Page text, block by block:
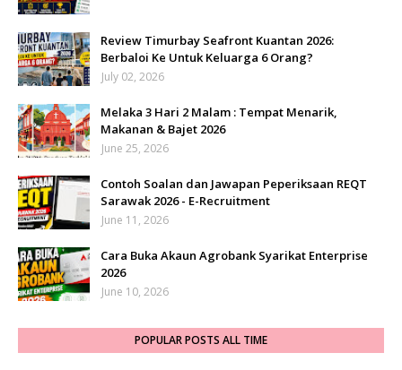
Review Timurbay Seafront Kuantan 2026:
Berbaloi Ke Untuk Keluarga 6 Orang?
July 02, 2026
Melaka 3 Hari 2 Malam : Tempat Menarik,
Makanan & Bajet 2026
June 25, 2026
Contoh Soalan dan Jawapan Peperiksaan REQT
Sarawak 2026 - E-Recruitment
June 11, 2026
Cara Buka Akaun Agrobank Syarikat Enterprise
2026
June 10, 2026
POPULAR POSTS ALL TIME